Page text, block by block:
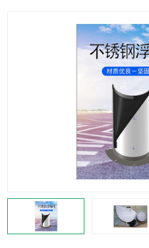
雨水收集回用装置
智能一体化灌溉泵房
一体化泵闸